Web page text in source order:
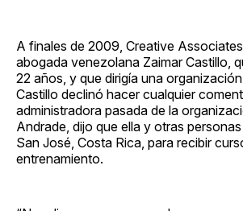
A finales de 2009, Creative
abogada venezolana Zaimar Castillo,
22 años, y que dirigía una
Castillo declinó hacer cualquier
administradora pasada de la
Andrade, dijo que ella y otras
San José, Costa Rica, para recibir
entrenamiento.